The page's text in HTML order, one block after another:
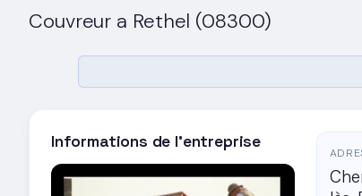
Couvreur a Rethel (08300)
Informations de l'entreprise